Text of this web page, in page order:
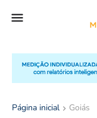
Página inicial Goiás